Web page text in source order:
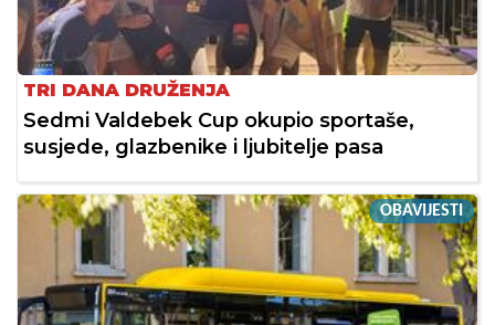
TRI DANA DRUŽENJA
Sedmi Valdebek Cup okupio sportaše,
susjede, glazbenike i ljubitelje pasa
OBAVIJESTI